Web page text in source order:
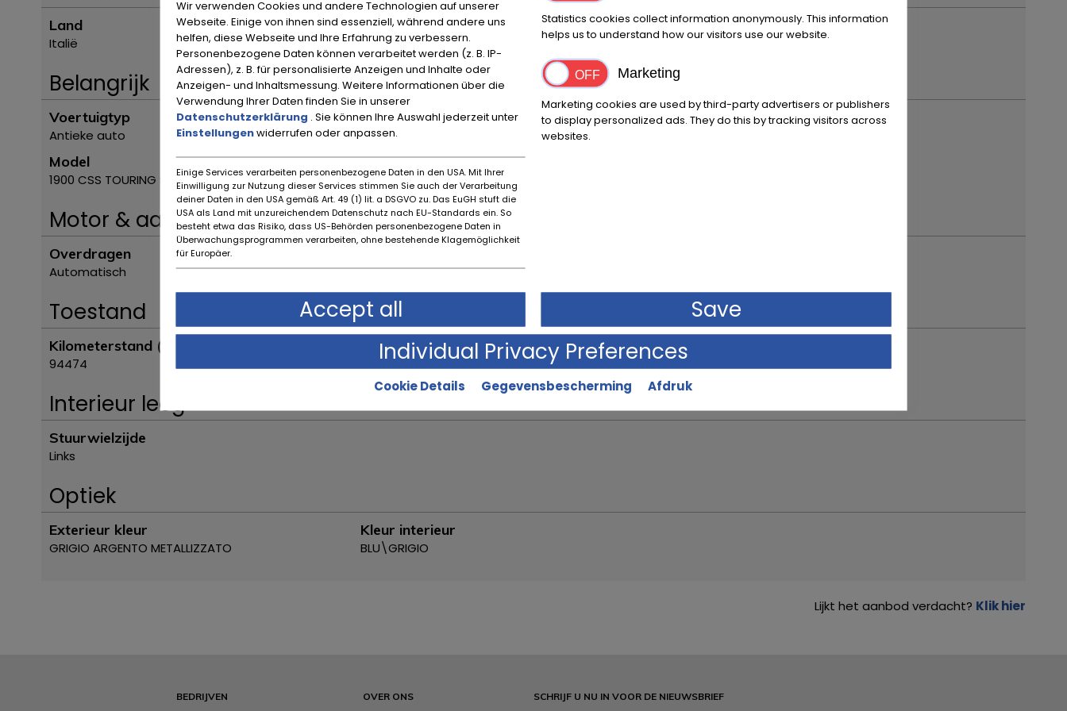
Land
Italië
Plaats
Reggio Emilia
Belangrijk
Voertuigtyp
Antieke auto
Merk
Alfa Romeo
Eerste registratiejaar
Model
1900 CSS TOURING SUPERLEGGERA
Motor & aandrijving
Overdragen
Automatisch
Toestand
Kilometerstand (gelezen)
94474
Staat beschrijving
Originele staat
Interieur leeg
Stuurwielzijde
Links
Optiek
Exterieur kleur
GRIGIO ARGENTO METALLIZZATO
Kleur interieur
BLU\GRIGIO
Lijkt het aanbod verdacht? Klik hier
BEDRIJVEN OVER ONS SCHRIJF U NU IN VOOR DE NIEUWSBRIEF
Wir verwenden Cookies und andere Technologien auf unserer
Webseite. Einige von ihnen sind essenziell, während andere uns
helfen, diese Webseite und Ihre Erfahrung zu verbessern.
Personenbezogene Daten können verarbeitet werden (z. B. IP-
Adressen), z. B. für personalisierte Anzeigen und Inhalte oder
Anzeigen- und Inhaltsmessung. Weitere Informationen über die
Verwendung Ihrer Daten finden Sie in unserer
Datenschutzerklärung . Sie können Ihre Auswahl jederzeit unter
Einstellungenwiderrufen oder anpassen.
Einige Services verarbeiten personenbezogene Daten in den USA. Mit Ihrer
Einwilligung zur Nutzung dieser Services stimmen Sie auch der Verarbeitung
deiner Daten in den USA gemäß Art. 49 (1) lit. a DSGVO zu. Das EuGH stuft die
USA als Land mit unzureichendem Datenschutz nach EU-Standards ein. So
besteht etwa das Risiko, dass US-Behörden personenbezogene Daten in
Überwachungsprogrammen verarbeiten, ohne bestehende Klagemöglichkeit
für Europäer.
Statistics cookies collect information anonymously. This information
helps us to understand how our visitors use our website.
Marketing
Marketing cookies are used by third-party advertisers or publishers
to display personalized ads. They do this by tracking visitors across
websites.
Accept all
Save
Individual Privacy Preferences
Cookie Details Gegevensbescherming Afdruk